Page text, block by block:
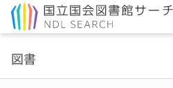
図書